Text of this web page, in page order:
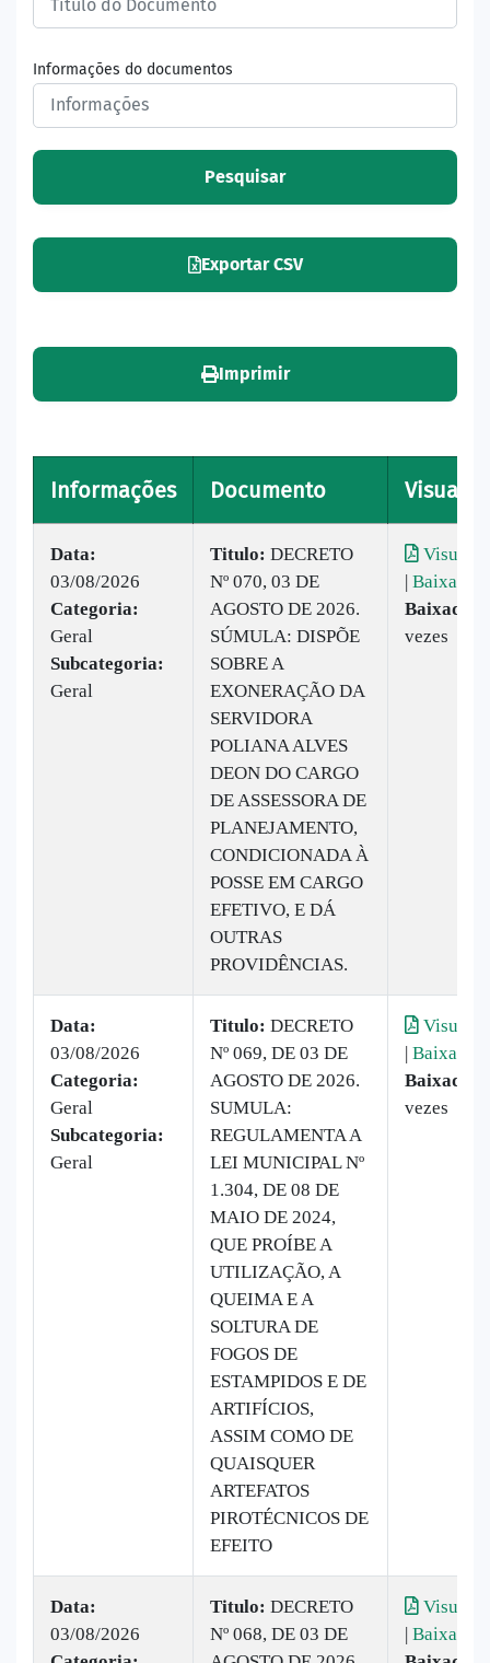
Informações do documentos
Pesquisar
Exportar CSV
Imprimir
Informações Documento
Data:
03/08/2026
Categoria:
Geral
Subcategoria:
Geral
Titulo: DECRETO
Nº 070, 03 DE
AGOSTO DE 2026.
SÚMULA: DISPÕE
SOBRE A
EXONERAÇÃO DA
SERVIDORA
POLIANA ALVES
DEON DO CARGO
DE ASSESSORA DE
PLANEJAMENTO,
CONDICIONADA À
POSSE EM CARGO
EFETIVO, E DÁ
OUTRAS
PROVIDÊNCIAS.
| Baixar
Baixado:
vezes
Data:
03/08/2026
Categoria:
Geral
Subcategoria:
Geral
Titulo: DECRETO
Nº 069, DE 03 DE
AGOSTO DE 2026.
SUMULA:
REGULAMENTA A
LEI MUNICIPAL Nº
1.304, DE 08 DE
MAIO DE 2024,
QUE PROÍBE A
UTILIZAÇÃO, A
QUEIMA E A
SOLTURA DE
FOGOS DE
ESTAMPIDOS E DE
ARTIFÍCIOS,
ASSIM COMO DE
QUAISQUER
ARTEFATOS
PIROTÉCNICOS DE
EFEITO
| Baixar
Baixado:
vezes
Data:
03/08/2026
Titulo: DECRETO
Nº 068, DE 03 DE
| Baixar